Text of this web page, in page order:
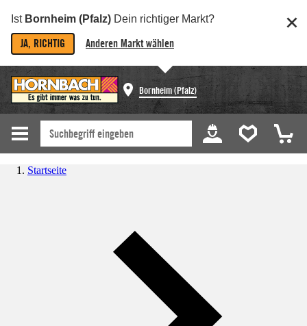
Ist Bornheim (Pfalz) Dein richtiger Markt?
JA, RICHTIG Anderen Markt wählen
Bornheim (Pfalz)
Startseite